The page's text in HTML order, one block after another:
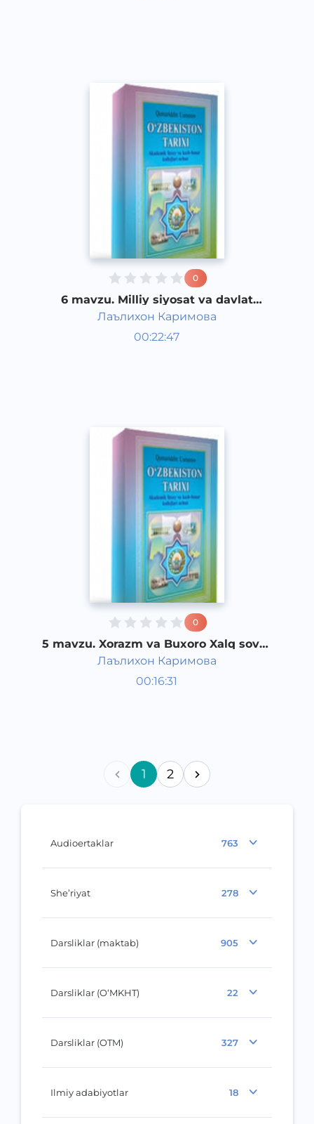
Audioertaklar 763
She’riyat 278
Darsliklar (maktab) 905
Darsliklar (O‘MKHT) 22
Darsliklar (OTM) 327
Ilmiy adabiyotlar 18
0
6 mavzu. Milliy siyosat va davlat
qurilishi masalalari
Лаълихон Каримова
00:22:47
O‘zbekiston tarixi 1 kurs
0
5 mavzu. Xorazm va Buxoro Xalq sovet
respublikalarining tuzilishi
Лаълихон Каримова
00:16:31
O‘zbekiston tarixi 1 kurs
1 2